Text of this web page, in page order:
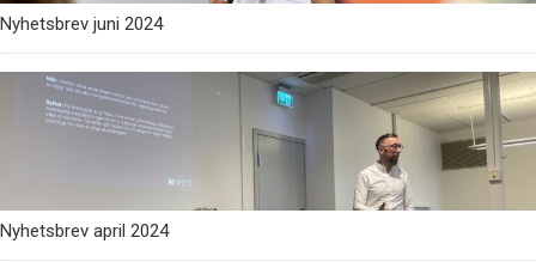
Nyhetsbrev juni 2024
Nyhetsbrev april 2024